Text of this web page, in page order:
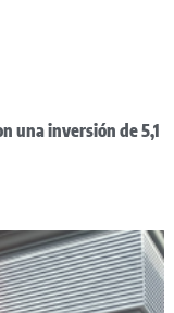
una inversión de 5,1